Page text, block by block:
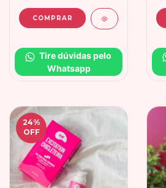
Tire dúvidas pelo
Whatsapp
24%
OFF